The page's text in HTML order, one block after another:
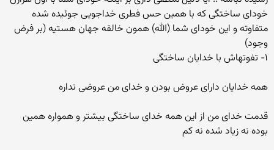
خودای ساختگی که با همین حس فطری خداجویی جوئیده شده
متفاوته و این خودای شما (الله) همون خالقه جهان هستیه (بر فرض
وجود)
۱- تفوتهاش با خدایان ساختگی
همه خدایان دارای عروض بودن و خدای من عروضی نداره
قدمت خدای من از این همه خدای ساختگی بیشتر و همواره همین
بوده نه زیاد شده نه کم